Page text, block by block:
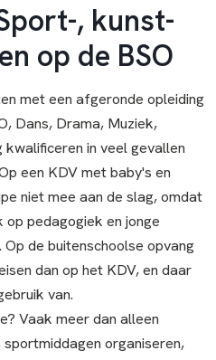
, kunst-
op de BSO
met een afgeronde opleiding
Dans, Drama, Muziek,
in veel gevallen
een KDV met baby's en
niet mee aan de slag, omdat
op pedagogiek en jonge
de buitenschoolse opvang
dan op het KDV, en daar
van.
Vaak meer dan alleen
organiseren,